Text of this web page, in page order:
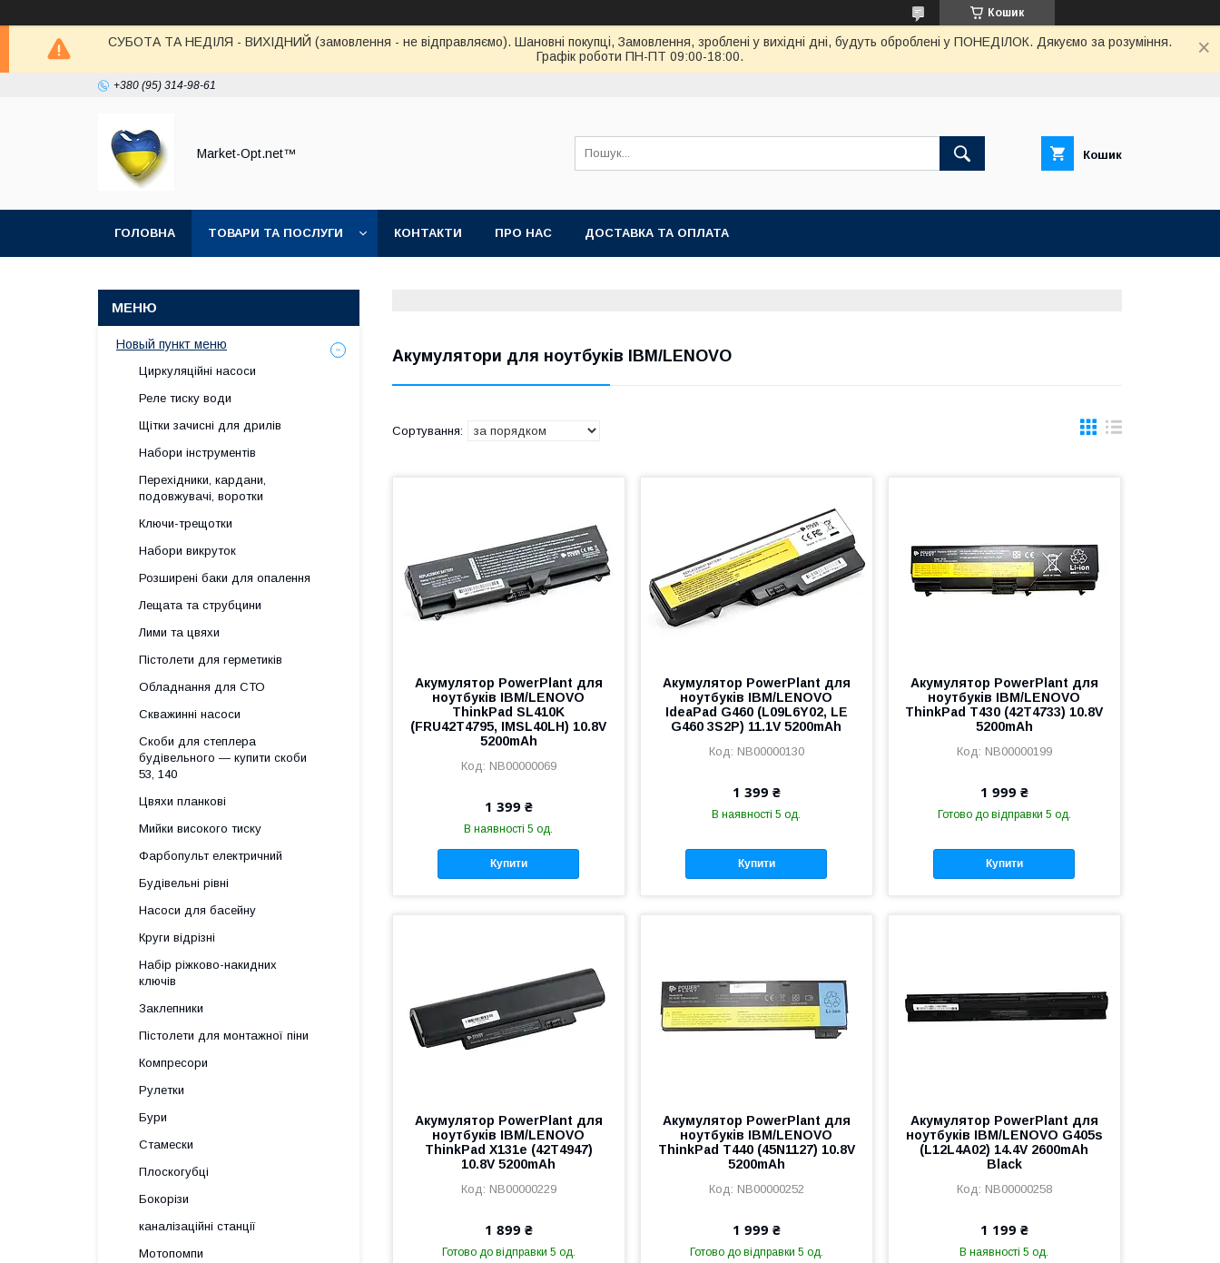
Кошик
СУБОТА ТА НЕДІЛЯ - ВИХІДНИЙ (замовлення - не відправляємо). Шановні покупці, Замовлення, зроблені у вихідні дні, будуть оброблені у ПОНЕДІЛОК. Дякуємо за розуміння.
Графік роботи ПН-ПТ 09:00-18:00.
+380 (95) 314-98-61
Market-Opt.net™ Кошик
ГОЛОВНА ТОВАРИ ТА ПОСЛУГИ КОНТАКТИ ПРО НАС ДОСТАВКА ТА ОПЛАТА
Акумулятори для ноутбуків IBM/LENOVO
Акумулятор PowerPlant для
ноутбуків IBM/LENOVO
ThinkPad SL410K
(FRU42T4795, IMSL40LH) 10.8V
5200mAh
NB00000069
1 399 ₴
В наявності 5 од.
Купити
Акумулятор PowerPlant для
ноутбуків IBM/LENOVO
IdeaPad G460 (L09L6Y02, LE
G460 3S2P) 11.1V 5200mAh
NB00000130
1 399 ₴
В наявності 5 од.
Купити
Акумулятор PowerPlant для
ноутбуків IBM/LENOVO
ThinkPad T430 (42T4733) 10.8V
5200mAh
NB00000199
1 999 ₴
Готово до відправки 5 од.
Купити
Акумулятор PowerPlant для
ноутбуків IBM/LENOVO
ThinkPad X131e (42T4947)
10.8V 5200mAh
NB00000229
1 899 ₴
Готово до відправки 5 од.
Акумулятор PowerPlant для
ноутбуків IBM/LENOVO
ThinkPad T440 (45N1127) 10.8V
5200mAh
NB00000252
1 999 ₴
Готово до відправки 5 од.
Акумулятор PowerPlant для
ноутбуків IBM/LENOVO G405s
(L12L4A02) 14.4V 2600mAh
Black
NB00000258
1 199 ₴
В наявності 5 од.
Новый пункт меню
Циркуляційні насоси
Реле тиску води
Щітки зачисні для дрилів
Набори інструментів
Перехідники, кардани,
подовжувачі, воротки
Ключи-трещотки
Набори викруток
Розширені баки для опалення
Лещата та струбцини
Лими та цвяхи
Пістолети для герметиків
Обладнання для СТО
Скважинні насоси
Скоби для степлера
будівельного — купити скоби
53, 140
Цвяхи планкові
Мийки високого тиску
Фарбопульт електричний
Будівельні рівні
Насоси для басейну
Круги відрізні
Набір ріжково-накидних
ключів
Заклепники
Пістолети для монтажної піни
Компресори
Рулетки
Бури
Стамески
Плоскогубці
Бокорізи
каналізаційні станції
Мотопомпи